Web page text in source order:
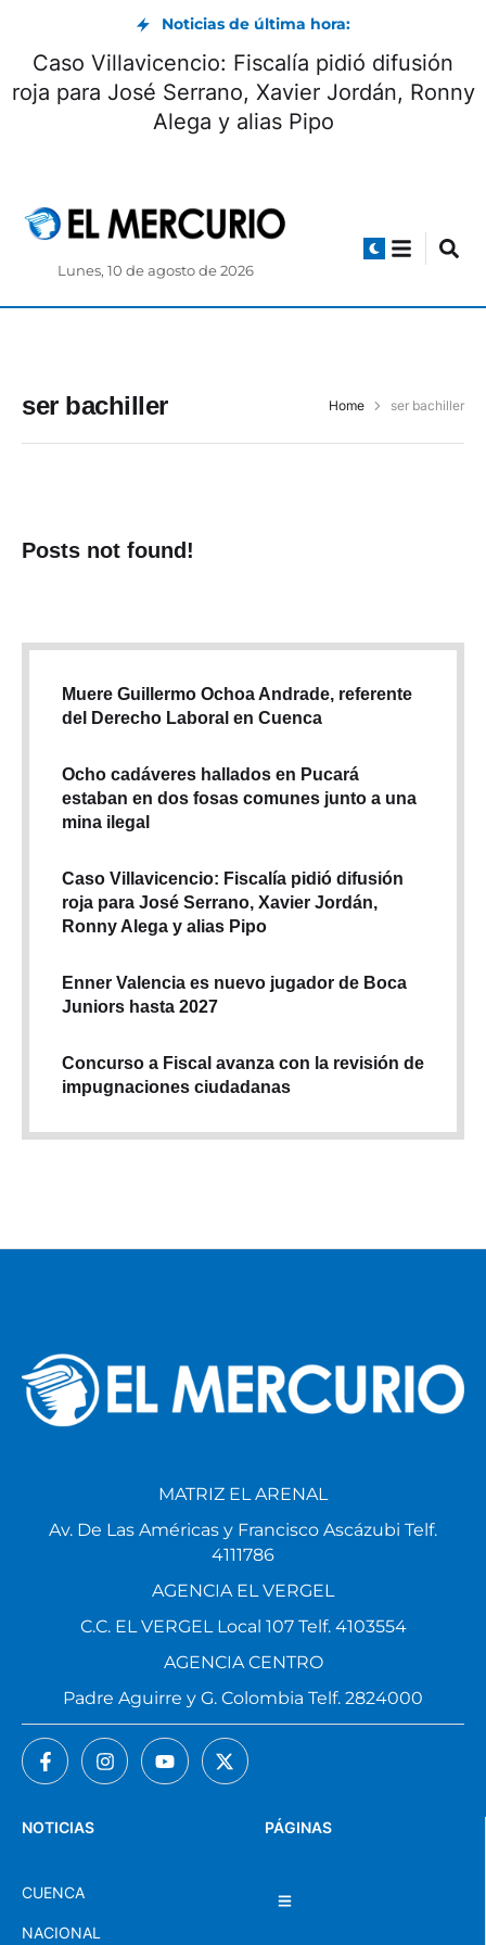
Noticias de última hora:
Caso Villavicencio: Fiscalía pidió difusión
roja para José Serrano, Xavier Jordán, Ronny
Alega y alias Pipo
Lunes, 10 de agosto de 2026
ser bachiller Home ser bachiller
Posts not found!
Muere Guillermo Ochoa Andrade, referente
del Derecho Laboral en Cuenca
Ocho cadáveres hallados en Pucará
estaban en dos fosas comunes junto a una
mina ilegal
Caso Villavicencio: Fiscalía pidió difusión
roja para José Serrano, Xavier Jordán,
Ronny Alega y alias Pipo
Enner Valencia es nuevo jugador de Boca
Juniors hasta 2027
Concurso a Fiscal avanza con la revisión de
impugnaciones ciudadanas
PÁGINAS
NOTICIAS
CUENCA
NACIONAL
MATRIZ EL ARENAL
Av. De Las Américas y Francisco Ascázubi Telf.
4111786
AGENCIA EL VERGEL
C.C. EL VERGEL Local 107 Telf. 4103554
AGENCIA CENTRO
Padre Aguirre y G. Colombia Telf. 2824000